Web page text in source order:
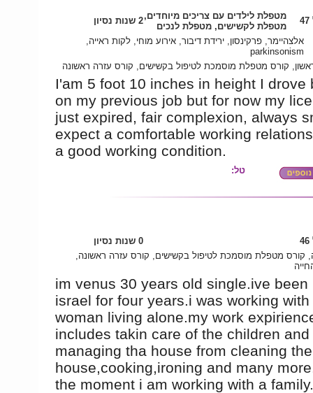
מטפלת לילדים עם צריכים מיוחדים,
מטפלת לקשישים, מטפלת לנכים
2 שנות נסיון
אלצהיימר, פרקינסון, ירידת דיבור, אירוע מוחי, לקות ראייה,
parkinsonism
קורס מטפלת מוסמכת לטיפול בקשישים, קורס עזרה ראשונה
I'am 5 foot 10 inches in height I drove
on my previous job but for now my
just expired, fair complexion, always
expect a comfortable working
a good working condition.
טל:
0 שנות נסיון
קורס מטפלת מוסמכת לטיפול בקשישים, קורס עזרה ראשונה,
im venus 30 years old single.ive been
israel for four years.i was working
woman living alone.my work
includes takin care of the children and
managing tha house from cleaning the
house,cooking,ironing and many
the moment i am working with a